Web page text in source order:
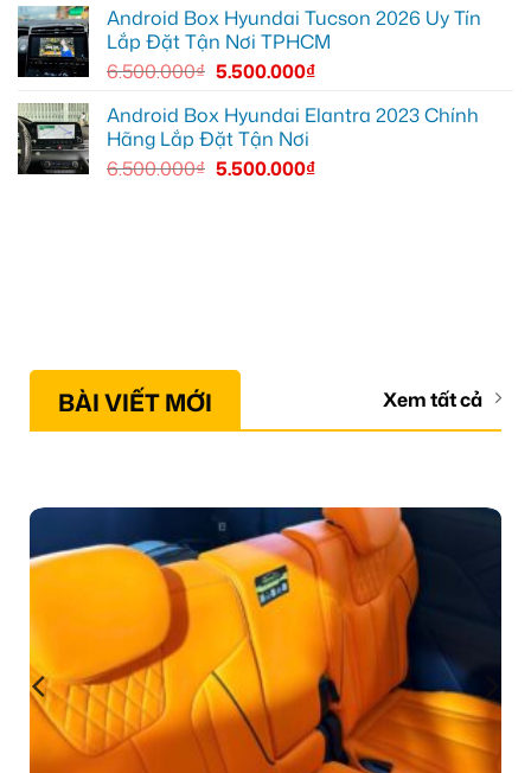
Android Box Hyundai Tucson 2026 Uy Tín
Lắp Đặt Tận Nơi TPHCM
6.500.000₫ 5.500.000₫
Android Box Hyundai Elantra 2023 Chính
Hãng Lắp Đặt Tận Nơi
6.500.000₫ 5.500.000₫
BÀI VIẾT MỚI Xem tất cả